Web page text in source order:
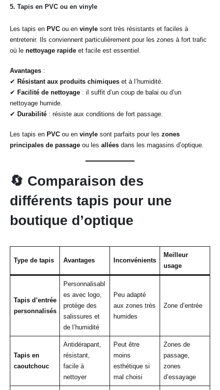
5. Tapis en PVC ou en vinyle
Les tapis en PVC ou en vinyle sont très résistants et faciles à
entretenir. Ils conviennent particulièrement pour les zones à fort trafic
où le nettoyage rapide et facile est essentiel.
Avantages :
✔ Résistant aux produits chimiques et à l’humidité.
✔ Facilité de nettoyage : il suffit d’un coup de balai ou d’un
nettoyage humide.
✔ Durabilité : résiste aux conditions de fort passage.
Les tapis en PVC ou en vinyle sont parfaits pour les zones
principales de passage ou les allées dans les magasins d’optique.
🔄 Comparaison des
différents tapis pour une
boutique d’optique
Type de tapis Avantages Inconvénients
Meilleur
usage
Tapis d’entrée
personnalisés
Personnalisabl
es avec logo,
protège des
salissures et
de l’humidité
Peu adapté
aux zones très
humides
Zone d’entrée
Tapis en
caoutchouc
Antidérapant,
résistant,
facile à
nettoyer
Peut être
moins
esthétique si
mal choisi
Zones de
passage,
zones
d’essayage